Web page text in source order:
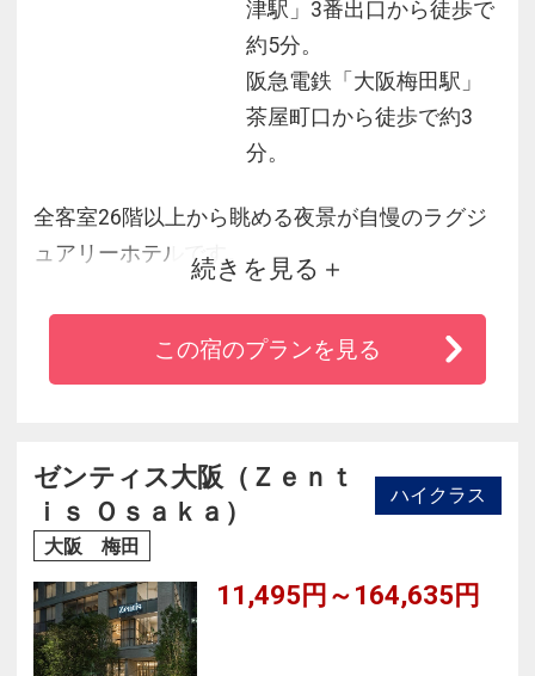
津駅」3番出口から徒歩で
約5分。
阪急電鉄「大阪梅田駅」
茶屋町口から徒歩で約3
分。
全客室26階以上から眺める夜景が自慢のラグジ
ュアリーホテルです。
ヨーロッパ貴族の邸宅をイメージしたホテルの
ロビーに一歩入ると、敷き詰められた最高級の
大理石と生花やアロマの香りがお出迎え。
続きを見る
この宿のプランを見る
ゼンティス大阪（Ｚｅｎｔ
ｉｓ Ｏｓａｋａ）
ハイクラス
大阪 梅田
11,495円～164,635円